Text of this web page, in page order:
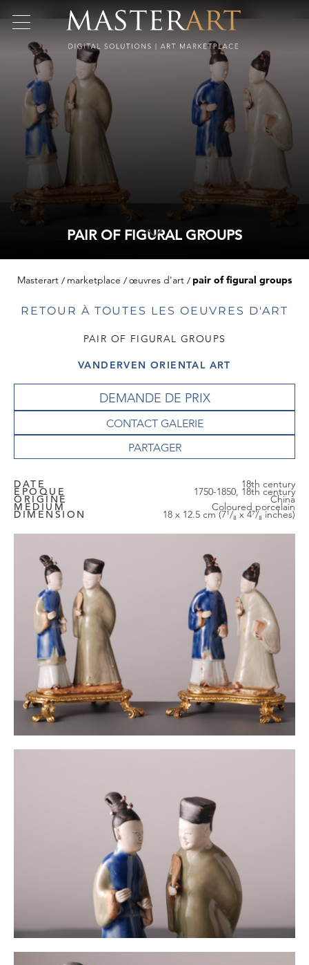
PAIR OF FIGURAL GROUPS
Masterart marketplace œuvres d'art pair of figural groups
RETOUR À TOUTES LES OEUVRES D'ART
PAIR OF FIGURAL GROUPS
VANDERVEN ORIENTAL ART
DEMANDE DE PRIX
CONTACT GALERIE
DATE 18th century
EPOQUE 1750-1850, 18th century
ORIGINE China
MEDIUM Coloured porcelain
DIMENSION 18 x 12.5 cm (7¹/₈ x 4⁷/₈ inches)